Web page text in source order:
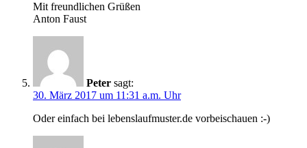
Mit freundlichen Grüßen
Anton Faust
Peter sagt:
30. März 2017 um 11:31 a.m. Uhr
Oder einfach bei lebenslaufmuster.de vorbeischauen :-)